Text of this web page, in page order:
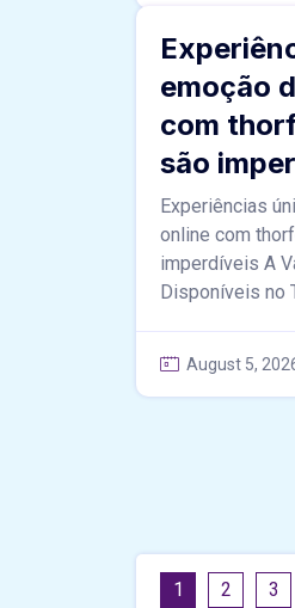
emoção
com
são
Experiências
online com
imperdíveis A
Disponíveis no
August 5,
1 2 3